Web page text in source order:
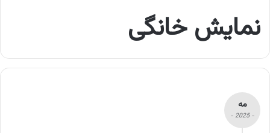
نمایش خانگی
مه
- 2025 -